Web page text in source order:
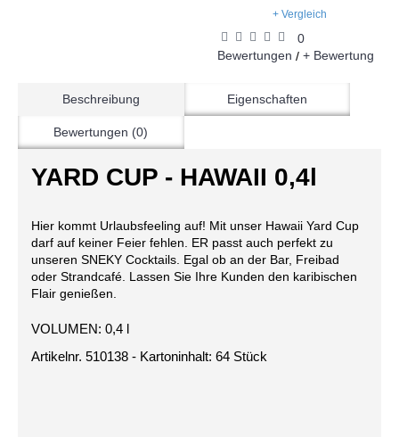
+ Vergleich
0
Bewertungen / + Bewertung
Beschreibung Eigenschaften
Bewertungen (0)
YARD CUP - HAWAII 0,4l
Hier kommt Urlaubsfeeling auf! Mit unser Hawaii Yard Cup
darf auf keiner Feier fehlen. ER passt auch perfekt zu
unseren SNEKY Cocktails. Egal ob an der Bar, Freibad
oder Strandcafé. Lassen Sie Ihre Kunden den karibischen
Flair genießen.
VOLUMEN: 0,4 l
Artikelnr. 510138 - Kartoninhalt: 64 Stück